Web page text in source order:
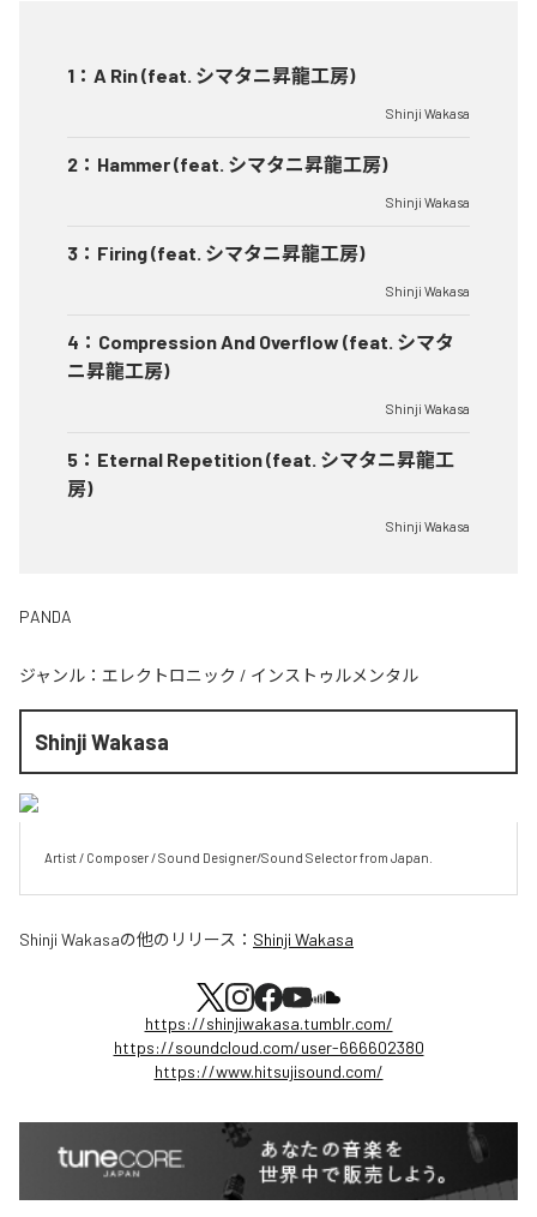
1 ： A Rin (feat. シマタニ昇龍工房)
Shinji Wakasa
2 ： Hammer (feat. シマタニ昇龍工房)
Shinji Wakasa
3 ： Firing (feat. シマタニ昇龍工房)
Shinji Wakasa
4 ： Compression And Overflow (feat. シマタ
ニ昇龍工房)
Shinji Wakasa
5 ： Eternal Repetition (feat. シマタニ昇龍工
房)
Shinji Wakasa
PANDA
ジャンル： エレクトロニック / インストゥルメンタル
Shinji Wakasa
Artist / Composer / Sound Designer/Sound Selector from Japan.
Shinji Wakasaの他のリリース： Shinji Wakasa
https://shinjiwakasa.tumblr.com/
https://soundcloud.com/user-666602380
https://www.hitsujisound.com/